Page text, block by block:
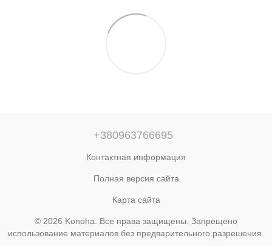
+380963766695
Контактная информация
Полная версия сайта
Карта сайта
© 2026 Konoha. Все права защищены. Запрещено
использование материалов без предварительного разрешения.